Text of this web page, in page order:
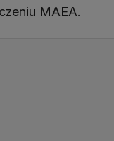
MAEA.